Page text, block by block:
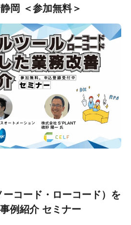
岡 ＜参加無料＞
コード・ローコード）を
例紹介 セミナー